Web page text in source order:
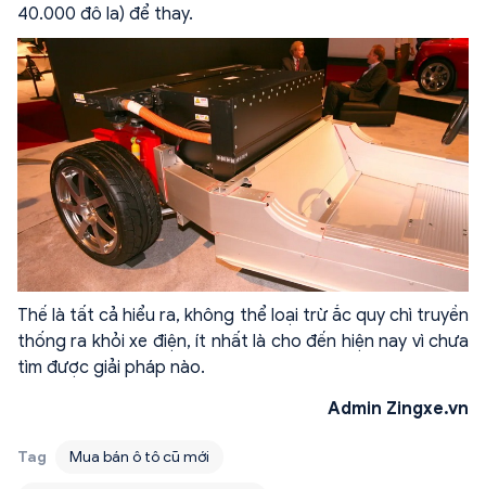
40.000 đô la) để thay.
Thế là tất cả hiểu ra, không thể loại trừ ắc quy chì truyền
thống ra khỏi xe điện, ít nhất là cho đến hiện nay vì chưa
tìm được giải pháp nào.
Admin Zingxe.vn
Tag Mua bán ô tô cũ mới